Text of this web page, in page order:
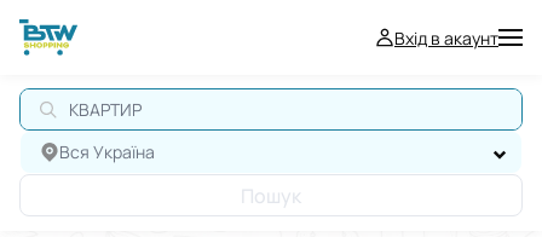
Вхід в акаунт
КВАРТИРА
Вся Україна
Пошук